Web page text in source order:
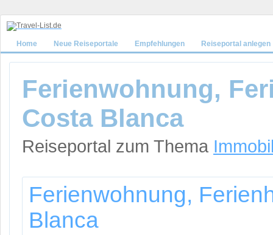
Home Neue Reiseportale Empfehlungen Reiseportal anlegen
Ferienwohnung,
Costa Blanca
Reiseportal zum Thema
Ferienwohnung,
Blanca